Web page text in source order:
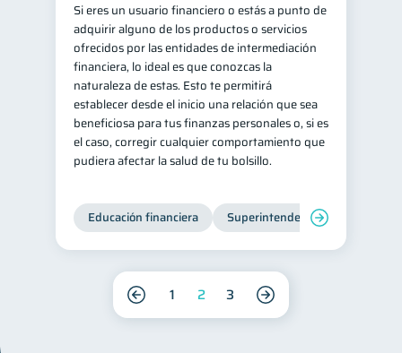
Si eres un usuario financiero o estás a punto de
adquirir alguno de los productos o servicios
ofrecidos por las entidades de intermediación
financiera, lo ideal es que conozcas la
naturaleza de estas. Esto te permitirá
establecer desde el inicio una relación que sea
beneficiosa para tus finanzas personales o, si es
el caso, corregir cualquier comportamiento que
pudiera afectar la salud de tu bolsillo.
Educación financiera Superintendencia de Bancos
1 2 3